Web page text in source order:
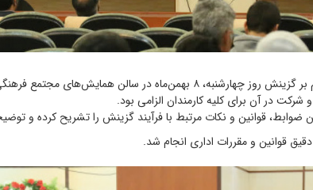
حاج قاسم سلیمانی این دانشگاه برگزار شد.
در آن برای کلیه کارمندان الزامی بود.
قوانین و نکات مرتبط با فرآیند گزینش را تشریح کرده و
قوانین و مقررات اداری انجام شد.